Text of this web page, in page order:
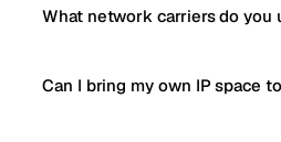
What network carriers do you
Can I bring my own IP space